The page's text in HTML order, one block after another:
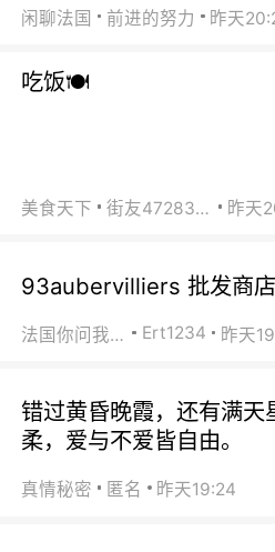
闲聊法国 前进的努力 昨天
吃饭🍽️
美食天下 街友472838572 昨天
93aubervilliers 批发商店
法国你问我答 Ert1234 昨天
错过黄昏晚霞，还有满天
柔，爱与不爱皆自由。
真情秘密 匿名 昨天19:24